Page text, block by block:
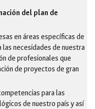
del plan de
en áreas específicas de
necesidades de nuestra
de profesionales que
de proyectos de gran
para las
de nuestro país y así